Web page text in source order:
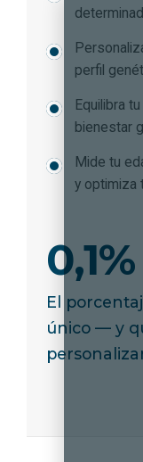
perfil
Equilibra
bienestar
Mide tu
y optimiza
0,1%
El
único — y